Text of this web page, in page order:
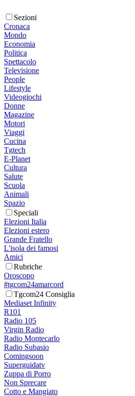
Sezioni
Cronaca
Mondo
Economia
Politica
Spettacolo
Televisione
People
Lifestyle
Videogiochi
Donne
Magazine
Motori
Viaggi
Cucina
Tgtech
E-Planet
Cultura
Salute
Scuola
Animali
Spazio
Speciali
Elezioni Italia
Elezioni estero
Grande Fratello
L'isola dei famosi
Amici
Rubriche
Oroscopo
#tgcom24amarcord
Tgcom24 Consiglia
Mediaset Infinity
R101
Radio 105
Virgin Radio
Radio Montecarlo
Radio Subasio
Comingsoon
Superguidatv
Zuppa di Porro
Non Sprecare
Cotto e Mangiato